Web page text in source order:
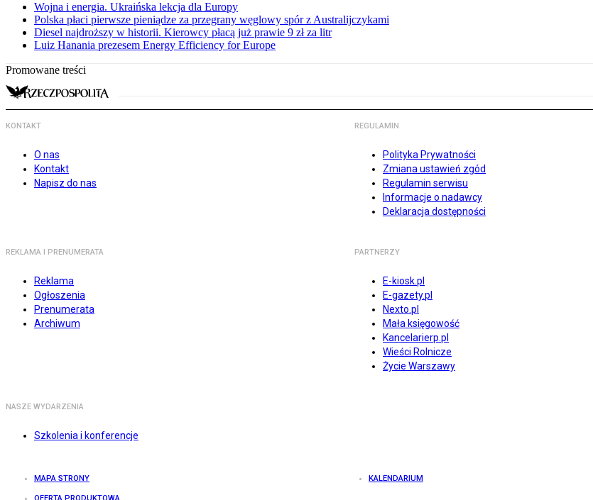
Wojna i energia. Ukraińska lekcja dla Europy
Polska płaci pierwsze pieniądze za przegrany węglowy spór z Australijczykami
Diesel najdroższy w historii. Kierowcy płacą już prawie 9 zł za litr
Luiz Hanania prezesem Energy Efficiency for Europe
Promowane treści
KONTAKT
O nas
Kontakt
Napisz do nas
REGULAMIN
Polityka Prywatności
Zmiana ustawień zgód
Regulamin serwisu
Informacje o nadawcy
Deklaracja dostępności
REKLAMA I PRENUMERATA
Reklama
Ogłoszenia
Prenumerata
Archiwum
PARTNERZY
E-kiosk.pl
E-gazety.pl
Nexto.pl
Mała księgowość
Kancelarierp.pl
Wieści Rolnicze
Życie Warszawy
NASZE WYDARZENIA
Szkolenia i konferencje
MAPA STRONY KALENDARIUM